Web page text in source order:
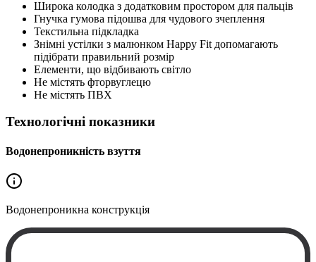
Широка колодка з додатковим простором для пальців
Гнучка гумова підошва для чудового зчеплення
Текстильна підкладка
Знімні устілки з малюнком Happy Fit допомагають
підібрати правильний розмір
Елементи, що відбивають світло
Не містять фторвуглецю
Не містять ПВХ
Технологічні показники
Водонепроникність взуття
Водонепроникна конструкція